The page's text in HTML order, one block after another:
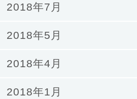
2018年7月
2018年5月
2018年4月
2018年1月